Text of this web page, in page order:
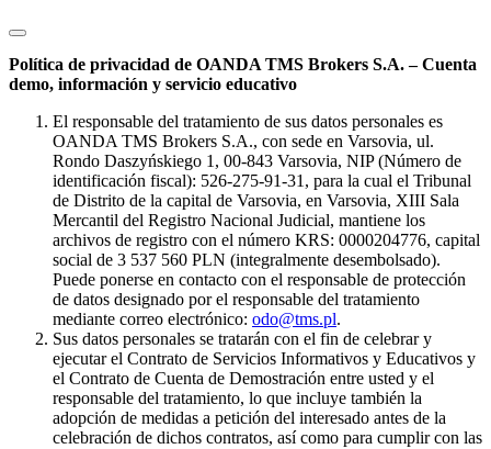
Política de privacidad de OANDA TMS Brokers S.A. – Cuenta
demo, información y servicio educativo
El responsable del tratamiento de sus datos personales es
OANDA TMS Brokers S.A., con sede en Varsovia, ul.
Rondo Daszyńskiego 1, 00-843 Varsovia, NIP (Número de
identificación fiscal): 526-275-91-31, para la cual el Tribunal
de Distrito de la capital de Varsovia, en Varsovia, XIII Sala
Mercantil del Registro Nacional Judicial, mantiene los
archivos de registro con el número KRS: 0000204776, capital
social de 3 537 560 PLN (integralmente desembolsado).
Puede ponerse en contacto con el responsable de protección
de datos designado por el responsable del tratamiento
mediante correo electrónico: odo@tms.pl.
Sus datos personales se tratarán con el fin de celebrar y
ejecutar el Contrato de Servicios Informativos y Educativos y
el Contrato de Cuenta de Demostración entre usted y el
responsable del tratamiento, lo que incluye también la
adopción de medidas a petición del interesado antes de la
celebración de dichos contratos, así como para cumplir con las